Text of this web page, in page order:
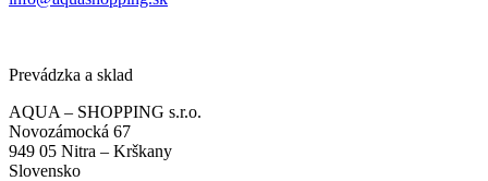
Prevádzka a sklad
AQUA – SHOPPING s.r.o.
Novozámocká 67
949 05 Nitra – Krškany
Slovensko